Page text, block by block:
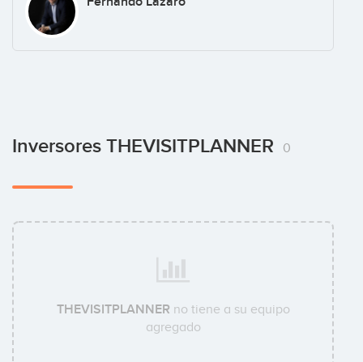
Inversores THEVISITPLANNER 0
THEVISITPLANNER no tiene a su equipo
agregado